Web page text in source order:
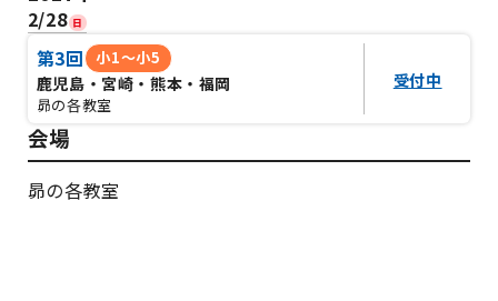
2/28 日
第3回 小1～小5
鹿児島・宮崎・熊本・福岡
昴の各教室
受付中
会場
昴の各教室